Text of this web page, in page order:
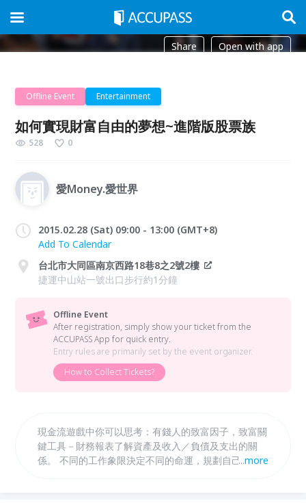
Share Open with app
Offline Event Entertainment
如何實現財富自由的夢想~進階版股票族
528 0
愛Money.愛世界
2015.02.28 (Sat) 09:00 - 13:00 (GMT+8)
Add To Calendar
台北市大同區南京西路18巷8之2號2樓
捷運中山站一號出口步行約1分鐘
Offline Event
After registration, simply show your ticket from the
ACCUPASS App for quick entry.
Entry rules are primarily set by the event organizer.
How to Collect Tickets?
現金流遊戲中你可以思考：有錢人的致富因子，致富關
鍵工具－財務報表了解資產及收入／負債及支出的關
係。 不同的工作象限決定不同的命運，規劃自己的致
...more